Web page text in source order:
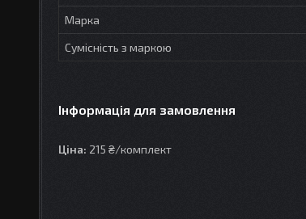
Марка
Сумісність з маркою
Інформація для замовлення
Ціна: 215 ₴/комплект